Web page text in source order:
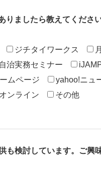
ましたら教えてくださ
ジチタイワークス
自治実務セミナー
ムページ yahoo!ニュ
ンライン
その他
検討しています。ご興